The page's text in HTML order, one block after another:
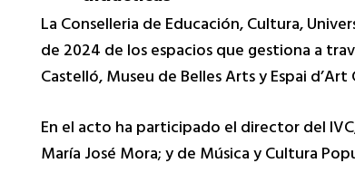
La Conselleria de Educación, Cultura,
de 2024 de los espacios que gestiona a
Castelló, Museu de Belles Arts y Espai
En el acto ha participado el director del
María José Mora; y de Música y Cultura